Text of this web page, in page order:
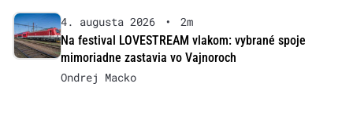
4. augusta 2026 •
2m
Na festival LOVESTREAM vlakom: vybrané spoje
mimoriadne zastavia vo Vajnoroch
Ondrej Macko